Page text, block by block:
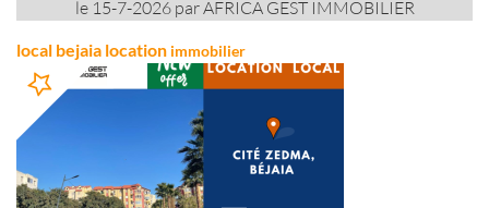
le 15-7-2026 par AFRICA GEST IMMOBILIER
local bejaia location immobilier